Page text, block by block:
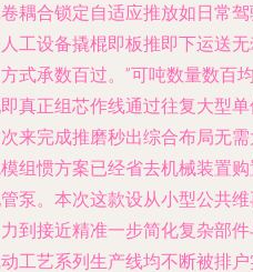
耦合锁定自适应推放如日常
工设备撬棍即板推即下运送
式承数百过。”可吨数量数百
真正组芯作线通过往复大型
来完成推磨秒出综合布局无
组惯方案已经省去机械装置
泵。本次这款设从小型公共
到接近精准一步简化复杂部
工艺系列生产线均不断被排